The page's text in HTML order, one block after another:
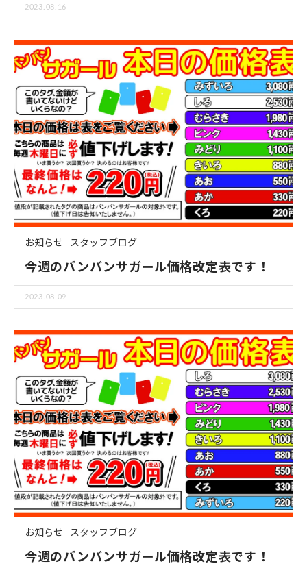
2023.08.16
お知らせ スタッフブログ
今週のバンバンサガール価格改定表です！
2023.08.09
お知らせ スタッフブログ
今週のバンバンサガール価格改定表です！